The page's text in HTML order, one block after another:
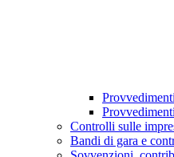
Controlli sulle
Bandi di gara e